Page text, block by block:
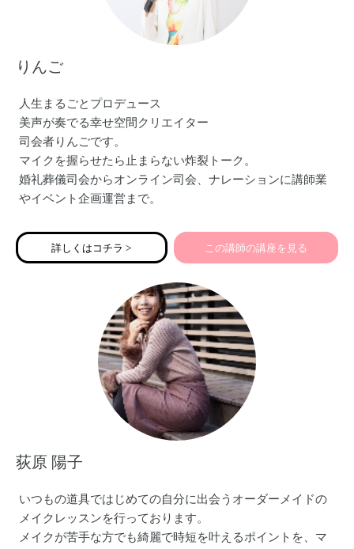
りんご
人生まるごとプロデュース
美声が奏でる幸せ空間クリエイター
司会者りんごです。
マイクを握らせたら止まらない炸裂トーク。
婚礼葬儀司会からオンライン司会、ナレーションに講師業
やイベント企画運営まで。
ご縁ナビゲーター結婚相談所Ring oN〜人生まるごとプロデ
ュースも営んでいます。
たくさんのママの夢が叶うよう…
全開パワーで務めさせていただきます。
詳しくはコチラ > この講師の講座を見る
荻原 陽子
いつもの道具ではじめての自分に出会うオーダーメイドの
メイクレッスンを行っております。
メイクが苦手な方でも綺麗で時短を叶えるポイントを、マ